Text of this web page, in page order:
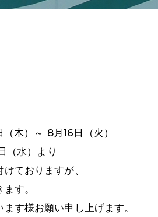
～ 8月16日（火）
）より
ておりますが、
す。
す様お願い申し上げます。